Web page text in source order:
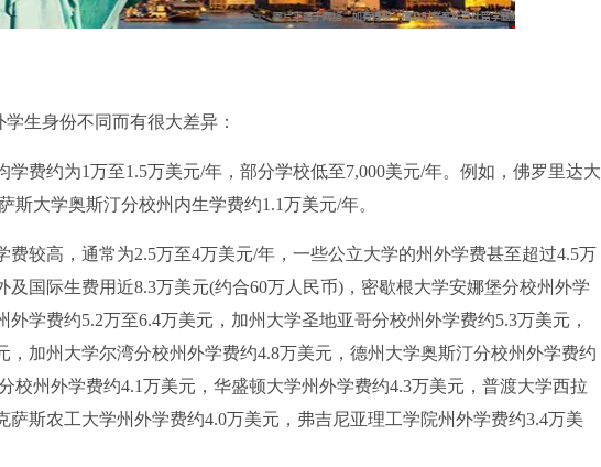
生身份不同而有很大差异：
约为1万至1.5万美元/年，部分学校低至7,000美元/年。例如，佛罗里达大
斯大学奥斯汀分校州内生学费约1.1万美元/年。
高，通常为2.5万至4万美元/年，一些公立大学的州外学费甚至超过4.5万
及国际生费用近8.3万美元(约合60万人民币)，密歇根大学安娜堡分校州外学
学费约5.2万至6.4万美元，加州大学圣地亚哥分校州外学费约5.3万美元，
，加州大学尔湾分校州外学费约4.8万美元，德州大学奥斯汀分校州外学费约
校州外学费约4.1万美元，华盛顿大学州外学费约4.3万美元，普渡大学西拉
萨斯农工大学州外学费约4.0万美元，弗吉尼亚理工学院州外学费约3.4万美